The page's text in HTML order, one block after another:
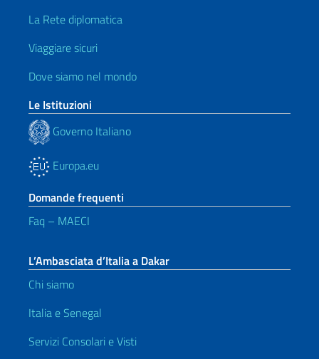
La Rete diplomatica
Viaggiare sicuri
Dove siamo nel mondo
Le Istituzioni
Governo Italiano
Europa.eu
Domande frequenti
Faq – MAECI
L’Ambasciata d’Italia a Dakar
Chi siamo
Italia e Senegal
Servizi Consolari e Visti